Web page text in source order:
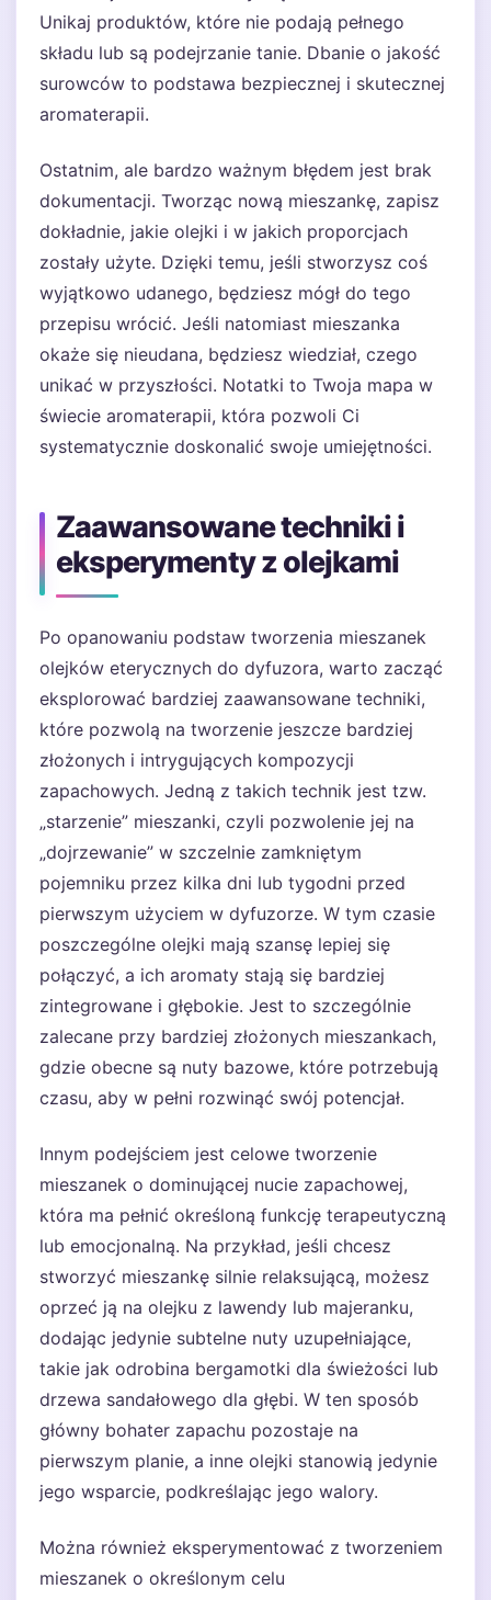
Unikaj produktów, które nie podają pełnego
składu lub są podejrzanie tanie. Dbanie o jakość
surowców to podstawa bezpiecznej i skutecznej
aromaterapii.
Ostatnim, ale bardzo ważnym błędem jest brak
dokumentacji. Tworząc nową mieszankę, zapisz
dokładnie, jakie olejki i w jakich proporcjach
zostały użyte. Dzięki temu, jeśli stworzysz coś
wyjątkowo udanego, będziesz mógł do tego
przepisu wrócić. Jeśli natomiast mieszanka
okaże się nieudana, będziesz wiedział, czego
unikać w przyszłości. Notatki to Twoja mapa w
świecie aromaterapii, która pozwoli Ci
systematycznie doskonalić swoje umiejętności.
Zaawansowane techniki i
eksperymenty z olejkami
Po opanowaniu podstaw tworzenia mieszanek
olejków eterycznych do dyfuzora, warto zacząć
eksplorować bardziej zaawansowane techniki,
które pozwolą na tworzenie jeszcze bardziej
złożonych i intrygujących kompozycji
zapachowych. Jedną z takich technik jest tzw.
„starzenie” mieszanki, czyli pozwolenie jej na
„dojrzewanie” w szczelnie zamkniętym
pojemniku przez kilka dni lub tygodni przed
pierwszym użyciem w dyfuzorze. W tym czasie
poszczególne olejki mają szansę lepiej się
połączyć, a ich aromaty stają się bardziej
zintegrowane i głębokie. Jest to szczególnie
zalecane przy bardziej złożonych mieszankach,
gdzie obecne są nuty bazowe, które potrzebują
czasu, aby w pełni rozwinąć swój potencjał.
Innym podejściem jest celowe tworzenie
mieszanek o dominującej nucie zapachowej,
która ma pełnić określoną funkcję terapeutyczną
lub emocjonalną. Na przykład, jeśli chcesz
stworzyć mieszankę silnie relaksującą, możesz
oprzeć ją na olejku z lawendy lub majeranku,
dodając jedynie subtelne nuty uzupełniające,
takie jak odrobina bergamotki dla świeżości lub
drzewa sandałowego dla głębi. W ten sposób
główny bohater zapachu pozostaje na
pierwszym planie, a inne olejki stanowią jedynie
jego wsparcie, podkreślając jego walory.
Można również eksperymentować z tworzeniem
mieszanek o określonym celu